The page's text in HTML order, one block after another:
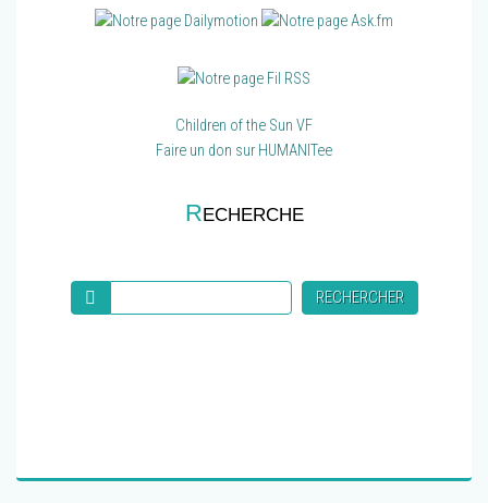
Children of the Sun VF
Faire un don sur HUMANITee
RECHERCHE
RECHERCHER